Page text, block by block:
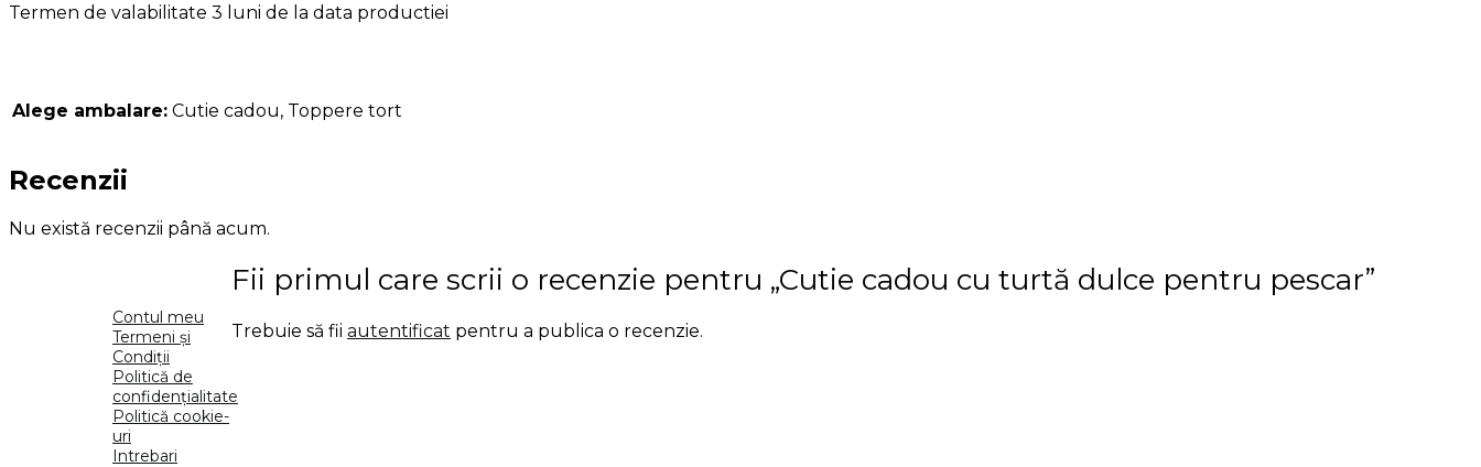
Termen de valabilitate 3 luni de la data productiei
Alege ambalare: Cutie cadou, Toppere tort
Recenzii
Nu există recenzii până acum.
Fii primul care scrii o recenzie pentru „Cutie cadou cu turtă dulce pentru pescar”
Trebuie să fii autentificat pentru a publica o recenzie.
Contul meu
Termeni și
Condiții
Politică de
confidențialitate
Politică cookie-
uri
Intrebari